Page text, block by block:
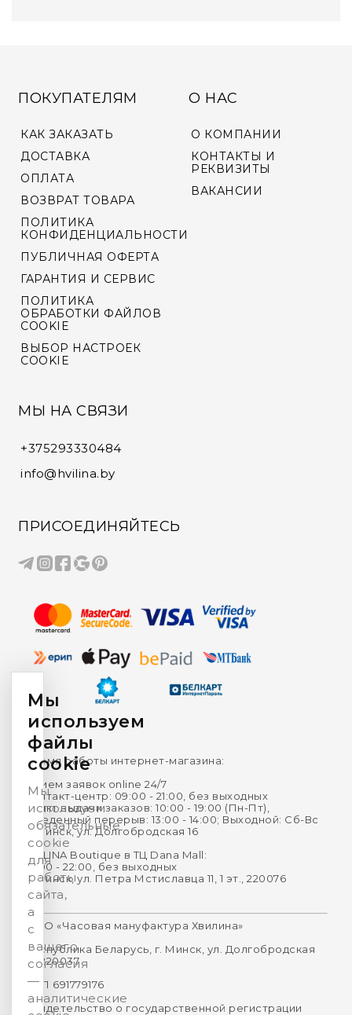
ПОКУПАТЕЛЯМ
КАК ЗАКАЗАТЬ
ДОСТАВКА
ОПЛАТА
ВОЗВРАТ ТОВАРА
ПОЛИТИКА
КОНФИДЕНЦИАЛЬНОСТИ
ПУБЛИЧНАЯ ОФЕРТА
ГАРАНТИЯ И СЕРВИС
ПОЛИТИКА
ОБРАБОТКИ ФАЙЛОВ
COOKIE
ВЫБОР НАСТРОЕК
COOKIE
О НАС
О КОМПАНИИ
КОНТАКТЫ И
РЕКВИЗИТЫ
ВАКАНСИИ
МЫ НА СВЯЗИ
+375293330484
info@hvilina.by
ПРИСОЕДИНЯЙТЕСЬ
Время работы интернет-магазина:
Прием заявок online 24/7
Контакт-центр: 09:00 - 21:00, без выходных
Пункт выдачи заказов: 10:00 - 19:00 (Пн-Пт),
Обеденный перерыв: 13:00 - 14:00; Выходной: Сб-Вс
г. Минск, ул. Долгобродская 16
HVILINA Boutique в ТЦ Dana Mall:
10:00 - 22:00, без выходных
г. Минск, ул. Петра Мстиславца 11, 1 эт., 220076
ООО «Часовая мануфактура Хвилина»
Республика Беларусь, г. Минск, ул. Долгобродская
16, 220037
УНП 691779176
Свидетельство о государственной регистрации
Мы
используем
файлы
cookie
Мы
используем
обязательные
cookie
для
работы
сайта,
а
с
вашего
согласия
—
аналитические